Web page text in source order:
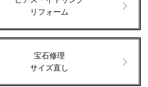
リフォーム
宝石修理
サイズ直し